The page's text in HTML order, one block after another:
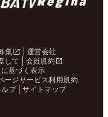
集
運営会社
して
会員規約
基づく表示
ージサービス利用規約
ルプ サイトマップ